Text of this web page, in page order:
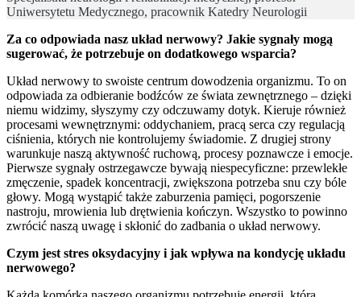
Uniwersytetu Medycznego, pracownik Katedry Neurologii
Za co odpowiada nasz układ nerwowy? Jakie sygnały mogą
sugerować, że potrzebuje on dodatkowego wsparcia?
Układ nerwowy to swoiste centrum dowodzenia organizmu. To on
odpowiada za odbieranie bodźców ze świata zewnętrznego – dzięki
niemu widzimy, słyszymy czy odczuwamy dotyk. Kieruje również
procesami wewnętrznymi: oddychaniem, pracą serca czy regulacją
ciśnienia, których nie kontrolujemy świadomie. Z drugiej strony
warunkuje naszą aktywność ruchową, procesy poznawcze i emocje.
Pierwsze sygnały ostrzegawcze bywają niespecyficzne: przewlekłe
zmęczenie, spadek koncentracji, zwiększona potrzeba snu czy bóle
głowy. Mogą wystąpić także zaburzenia pamięci, pogorszenie
nastroju, mrowienia lub drętwienia kończyn. Wszystko to powinno
zwrócić naszą uwagę i skłonić do zadbania o układ nerwowy.
Czym jest stres oksydacyjny i jak wpływa na kondycję układu
nerwowego?